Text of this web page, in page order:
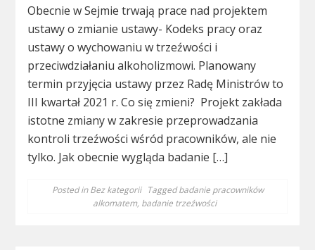
Obecnie w Sejmie trwają prace nad projektem
ustawy o zmianie ustawy- Kodeks pracy oraz
ustawy o wychowaniu w trzeźwości i
przeciwdziałaniu alkoholizmowi. Planowany
termin przyjęcia ustawy przez Radę Ministrów to
III kwartał 2021 r. Co się zmieni? Projekt zakłada
istotne zmiany w zakresie przeprowadzania
kontroli trzeźwości wśród pracowników, ale nie
tylko. Jak obecnie wygląda badanie […]
Posted inBez kategorii Taggedbadanie pracowników
alkomatem, badanie trzeźwości